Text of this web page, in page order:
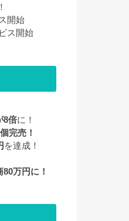
開始
ス開始
8倍に！
完売！
を達成！
万円に！